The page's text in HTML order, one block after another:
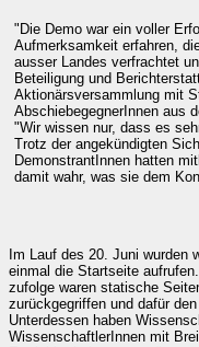
"Die Demo war ein voller
Aufmerksamkeit erfahren,
ausser Landes verfrachtet
Beteiligung und
Aktionärsversammlung mit
AbschiebegegnerInnen aus
"Wir wissen nur, dass es
Trotz der angekündigten
DemonstrantInnen hatten
damit wahr, was sie dem
Im Lauf des 20. Juni wurden
einmal die Startseite
zufolge waren statische
zurückgegriffen und dafür
Unterdessen haben
WissenschaftlerInnen mit